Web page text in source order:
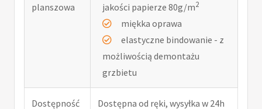
planszowa jakości papierze 80g/m2
miękka oprawa
elastyczne bindowanie - z
możliwością demontażu
grzbietu
Dostępność Dostępna od ręki, wysyłka w 24h